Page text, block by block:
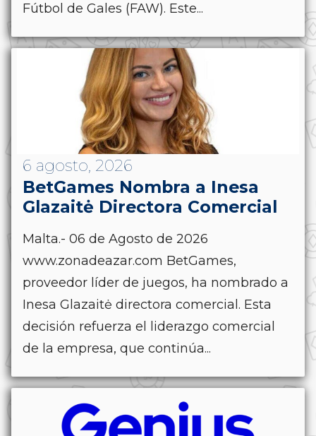
Fútbol de Gales (FAW). Este...
6 agosto, 2026
BetGames Nombra a Inesa
Glazaitė Directora Comercial
Malta.- 06 de Agosto de 2026
www.zonadeazar.com BetGames,
proveedor líder de juegos, ha nombrado a
Inesa Glazaitė directora comercial. Esta
decisión refuerza el liderazgo comercial
de la empresa, que continúa...